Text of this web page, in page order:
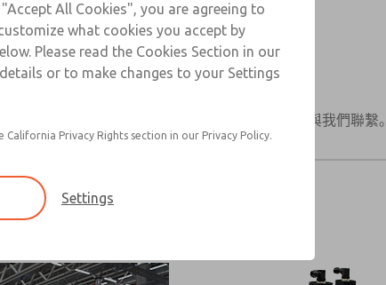
登录
洞察
您的應用有任何疑問，請使用頁面底部的表格與我們聯繫。
行业 气动
All Cookies", you are agreeing to
what cookies you accept by
Please read the Cookies Section in our
or to make changes to your Settings
California Privacy Rights section in our Privacy Policy.
Settings